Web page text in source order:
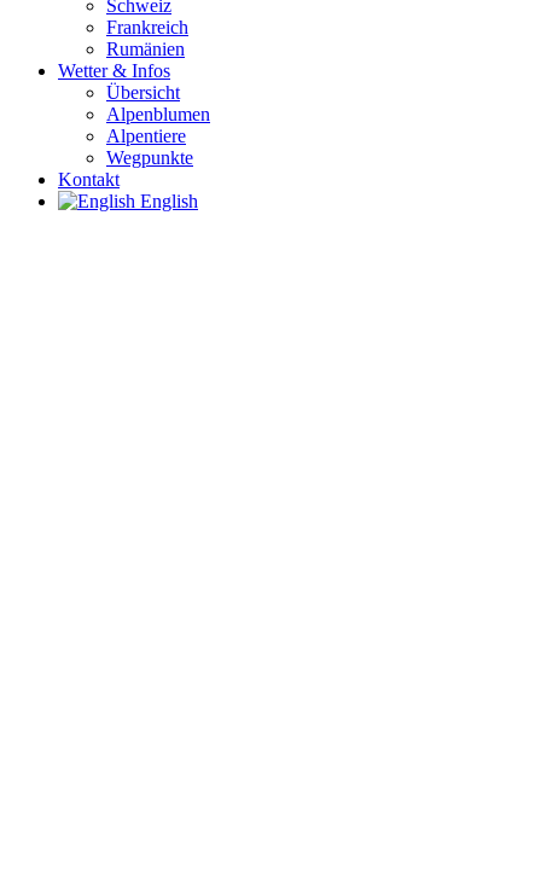
Schweiz
Frankreich
Rumänien
Wetter & Infos
Übersicht
Alpenblumen
Alpentiere
Wegpunkte
Kontakt
English